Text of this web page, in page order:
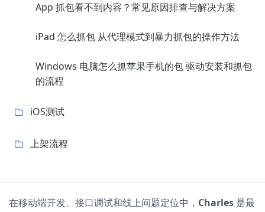
App 抓包看不到内容？常见原因排查与解决方案
iPad 怎么抓包 从代理模式到暴力抓包的操作方法
Windows 电脑怎么抓苹果手机的包 驱动安装和抓包
的流程
iOS测试
上架流程
在移动端开发、接口调试和线上问题定位中， Charles 是最